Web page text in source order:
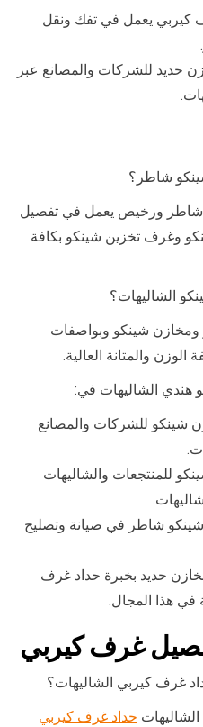
كيربي يعمل في تفك ونقل
حديد للشركات والمصانع عبر
شاطر؟
شاطر ورخيص يعمل في تفصيل
وغرف تخزين شينكو بكافة
الشاليهات؟
ومخازن شينكو وبواصفات
والمتانة العالية.
هندي الشاليهات في:
شينكو للشركات والمصانع
للمنتجعات والشاليهات
شاطر في صيانة وتصليح
حديد بخبرة حداد غرف
في هذا المجال.
غرف كيربي
غرف كيربي الشاليهات؟
حداد غرف كيربي